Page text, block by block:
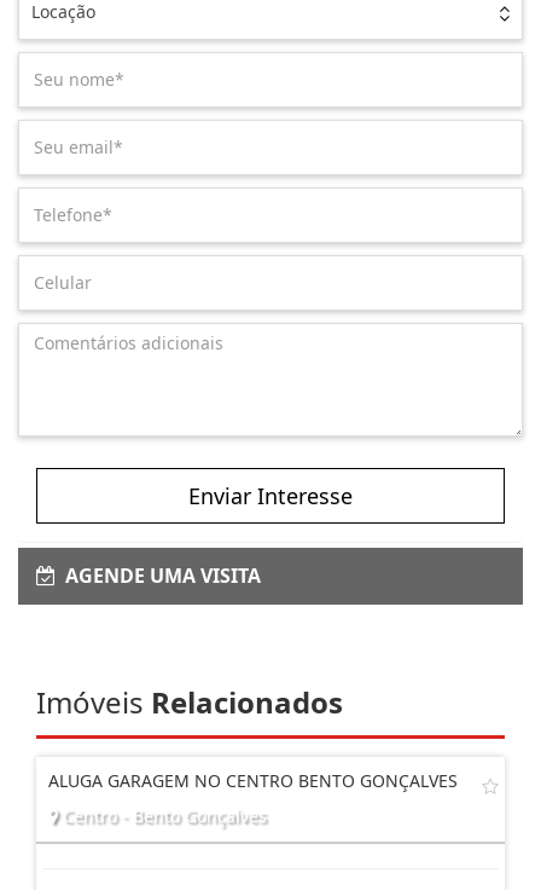
Locação
Enviar Interesse
AGENDE UMA VISITA
Imóveis Relacionados
ALUGA GARAGEM NO CENTRO BENTO GONÇALVES
Centro - Bento Gonçalves